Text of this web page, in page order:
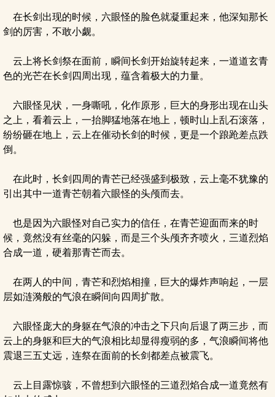
在长剑出现的时候，六眼怪的脸色就凝重起来，他深知那长
剑的厉害，不敢小觑。
云上将长剑祭在面前，瞬间长剑开始旋转起来，一道道玄青
色的光芒在长剑四周出现，蕴含着极大的力量。
六眼怪见状，一身嘶吼，化作原形，巨大的身形出现在山头
之上，看着云上，一抬脚猛地落在地上，顿时山上乱石滚落，
纷纷砸在地上，云上在催动长剑的时候，更是一个踉跄差点跌
倒。
在此时，长剑四周的青芒已经强盛到极致，云上毫不犹豫的
引出其中一道青芒朝着六眼怪的头颅而去。
也是因为六眼怪对自己实力的信任，在青芒迎面而来的时
候，竟然没有丝毫的闪躲，而是三个头颅齐齐喷火，三道烈焰
合成一道，硬着那青芒而去。
在两人的中间，青芒和烈焰相撞，巨大的爆炸声响起，一层
层如涟漪般的气浪在瞬间向四周扩散。
六眼怪庞大的身躯在气浪的冲击之下只向后退了两三步，而
云上的身躯和巨大的气浪相比却显得瘦弱的多，气浪瞬间将他
震退三五丈远，连祭在面前的长剑都差点被震飞。
云上目露惊骇，不曾想到六眼怪的三道烈焰合成一道竟然有